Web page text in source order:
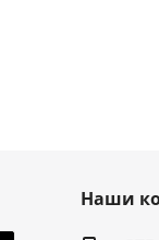
Наши